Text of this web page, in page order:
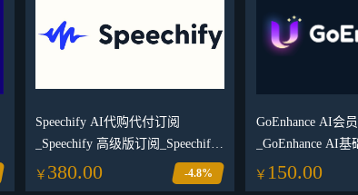
Speechify AI代购代付订阅
_Speechify 高级版订阅_Speechify
会员充值
￥ 380.00 -4.8%
GoEnhance AI会
_GoEnhance AI
_GoEnhance AI独
￥ 150.00